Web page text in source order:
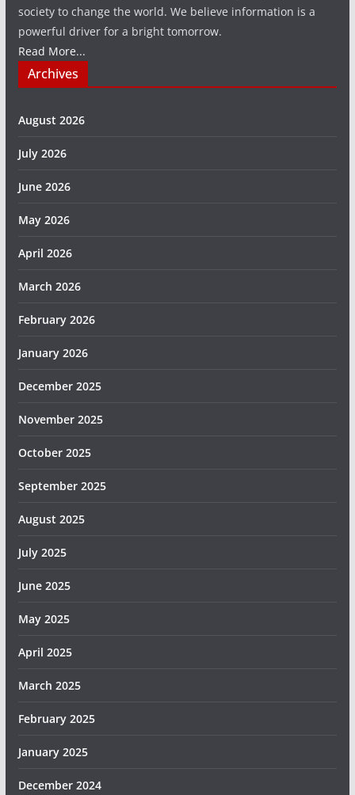
society to change the world. We believe information is a
powerful driver for a bright tomorrow.
Read More...
Archives
August 2026
July 2026
June 2026
May 2026
April 2026
March 2026
February 2026
January 2026
December 2025
November 2025
October 2025
September 2025
August 2025
July 2025
June 2025
May 2025
April 2025
March 2025
February 2025
January 2025
December 2024